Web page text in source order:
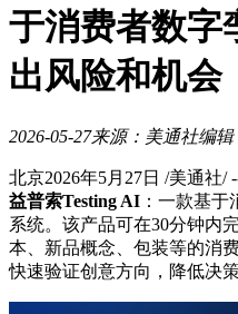
于消费者数字
出风险和机会
2026-05-27来源：美通社编辑
北京2026年5月27日 /美通社/
益普索Testing AI ：一款基
系统。该产品可在30分钟内
本、新品概念、包装等的消
快速验证创意方向，降低决策